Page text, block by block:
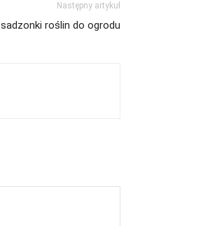
Następny artykuł
roślin do ogrodu